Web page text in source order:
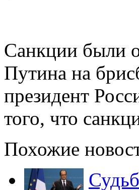
Санкции были
Путина на
президент
того, что
Похожие